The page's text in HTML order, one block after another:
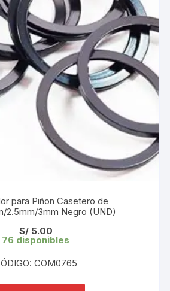
para Piñon Casetero de
2.5mm/3mm Negro (UND)
S/5.00
76 disponibles
COM0765